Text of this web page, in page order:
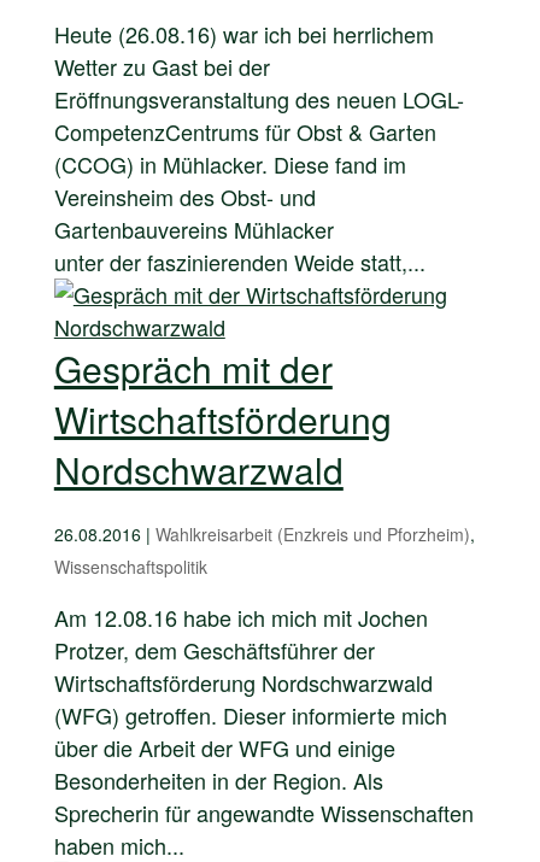
Heute (26.08.16) war ich bei herrlichem
Wetter zu Gast bei der
Eröffnungsveranstaltung des neuen LOGL-
CompetenzCentrums für Obst & Garten
(CCOG) in Mühlacker. Diese fand im
Vereinsheim des Obst- und
Gartenbauvereins Mühlacker
unter der faszinierenden Weide statt,...
Gespräch mit der
Wirtschaftsförderung
Nordschwarzwald
26.08.2016| Wahlkreisarbeit (Enzkreis und Pforzheim),
Wissenschaftspolitik
Am 12.08.16 habe ich mich mit Jochen
Protzer, dem Geschäftsführer der
Wirtschaftsförderung Nordschwarzwald
(WFG) getroffen. Dieser informierte mich
über die Arbeit der WFG und einige
Besonderheiten in der Region. Als
Sprecherin für angewandte Wissenschaften
haben mich...